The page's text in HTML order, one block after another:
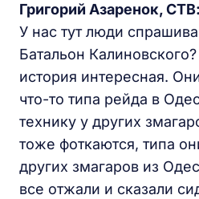
Григорий Азаренок, СТВ:
У нас тут люди
Батальон
история интересная.
что-то типа рейда в
технику у других
тоже фоткаются, типа
других змагаров из
все отжали и сказали